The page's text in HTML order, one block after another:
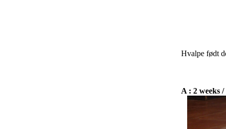
Hvalpe født
A : 2 weeks /